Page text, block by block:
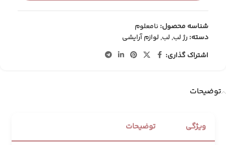
شناسه محصول: نامعلوم
دسته: رژ لب,لب,لوازم آرایشی
اشتراک گذاری:
توضیحات
ویژگی توضیحات